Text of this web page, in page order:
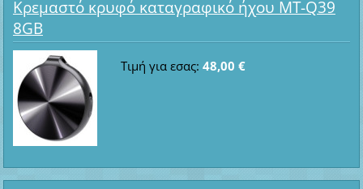
Κρεμαστό κρυφό καταγραφικό ήχου MT-Q39
8GB
Τιμή για εσας: 48,00 €